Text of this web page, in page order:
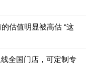
估值明显被高估 “这
全国门店，可定制专